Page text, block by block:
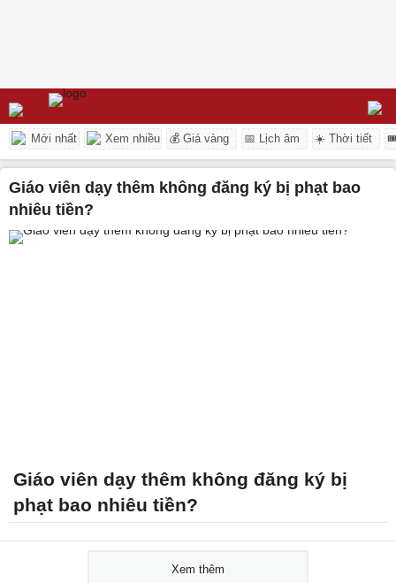
Mới nhất Xem nhiều 💰 Giá vàng 📅 Lịch âm ☀️ Thời tiết
Giáo viên dạy thêm không đăng ký bị phạt bao
nhiêu tiền?
Giáo viên dạy thêm không đăng ký bị
phạt bao nhiêu tiền?
Xem thêm